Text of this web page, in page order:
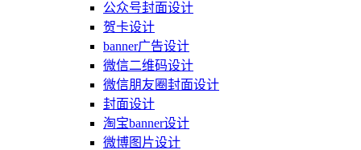
公众号封面设计
贺卡设计
banner广告设计
微信二维码设计
微信朋友圈封面设计
封面设计
淘宝banner设计
微博图片设计